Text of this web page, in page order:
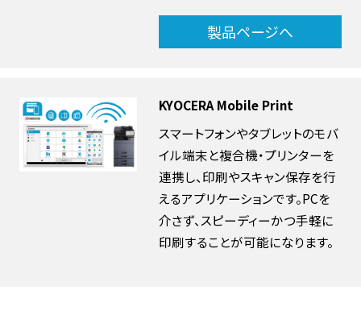
製品ページへ
KYOCERA Mobile Print
スマートフォンやタブレットのモバ
イル端末と複合機・プリンターを
連携し、印刷やスキャン保存を行
えるアプリケーションです。PCを
介さず、スピーディーかつ手軽に
印刷することが可能になります。